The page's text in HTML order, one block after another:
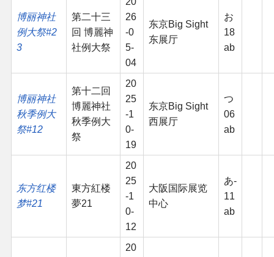
博丽神社
例大祭#2
3
第二十三
回 博麗神
社例大祭
26
-0
5-
04
东京Big Sight
东展厅
お
18
ab
博丽神社
秋季例大
祭#12
第十二回
博麗神社
秋季例大
祭
20
25
-1
0-
19
东京Big Sight
西展厅
つ
06
ab
东方红楼
梦#21
東方紅楼
夢21
20
25
-1
0-
12
大阪国际展览
中心
あ-
11
ab
20